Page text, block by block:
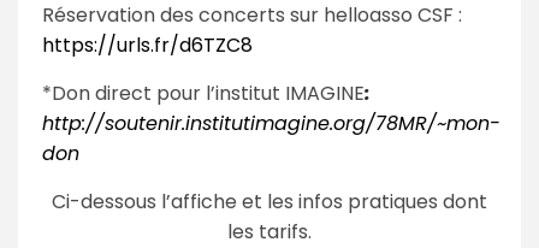
Réservation des concerts sur helloasso CSF :
https://urls.fr/d6TZC8
*Don direct pour l’institut IMAGINE:
http://soutenir.institutimagine.org/78MR/~mon-
don
Ci-dessous l’affiche et les infos pratiques dont
les tarifs.